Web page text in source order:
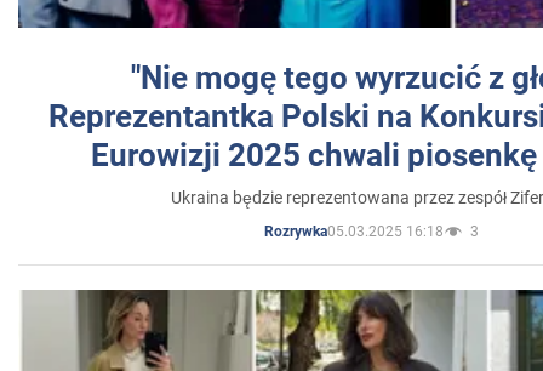
"Nie mogę tego wyrzucić z
Reprezentantka Polski na
Eurowizji 2025 chwali
Ukraina będzie reprezentowana przez zespół
Rozrywka05.03.2025 16:18 3